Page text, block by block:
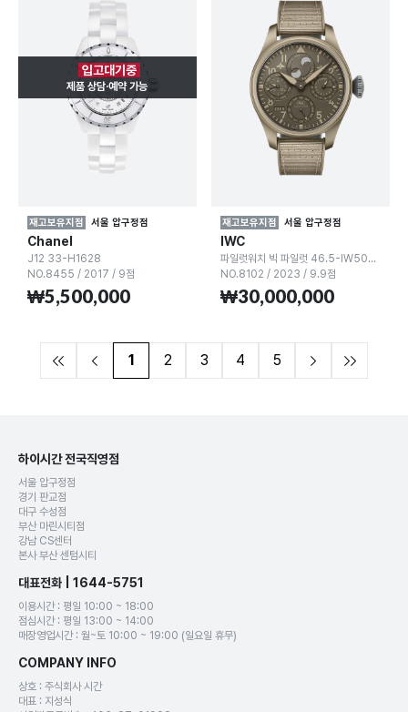
입고대기중
제품 상담·예약 가능
재고보유지점 서울 압구정점
Chanel
J12 33-H1628
NO.8455 / 2017 / 9점
₩5,500,000
재고보유지점 서울 압구정점
IWC
파일럿워치 빅 파일럿 46.5-IW503004
NO.8102 / 2023 / 9.9점
₩30,000,000
1 2 3 4 5
하이시간 전국직영점
서울 압구정점
경기 판교점
대구 수성점
부산 마린시티점
강남 CS센터
본사 부산 센텀시티
대표전화 | 1644-5751
이용시간 : 평일 10:00 ~ 18:00
점심시간 : 평일 13:00 ~ 14:00
매장영업시간 : 월~토 10:00 ~ 19:00 (일요일 휴무)
COMPANY INFO
상호 : 주식회사 시간
대표 : 지성식